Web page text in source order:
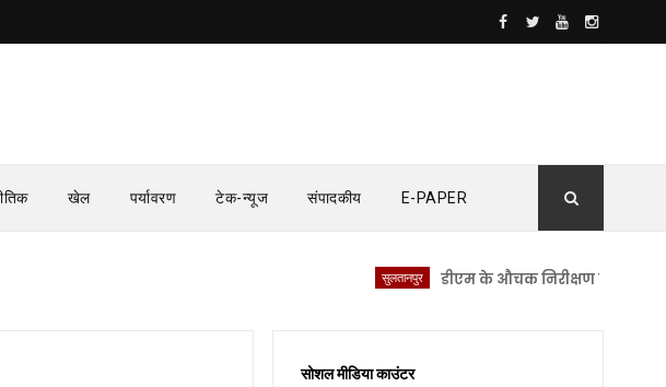
खेल पर्यावरण टेक-न्यूज संपादकीय E-PAPER
डीएम के औचक निरीक्षण से सीएचसी
सोशल मीडिया काउंटर